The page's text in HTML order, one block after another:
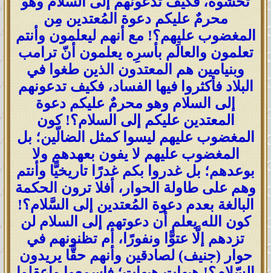
محرمٌ عليكم دعوة المُعتدين مِن
المغضوب عليهم؟! مع أنهم ليعلمون وأنتم
تعلمون والعالَم بأسرِه يعلمون أنّ ترامب
وبنيامين هم المعتدون الذين طغوا في
البلاد فأكثروا فيها الفساد، فكيف تدعونهم
إلى السلام وهو محرمٌ عليكم دعوة
المعتدين عليكم إلى السلام؟! كون
المغضوب عليهم ليسوا كمثل الضالّين؛ بل
المغضوب عليهم لا يفون بعهدهم ولا
بوعدهم؛ بل غدروا بكم غدرًا تاريخيًّا وأنتم
وهم على طاولة الحوار، أفلا ترون الحكمة
البالغة بعدم دعوة المُعتدين إلى السَّلام؟!
كون الله يعلم أن دعوتهم إلى السلام لن
تزدهم إلَّا عتوًّا ونفورًا، أم تظنونهم في
حوار (جنيف) لصادقين وأنهم حقًّا يريدون